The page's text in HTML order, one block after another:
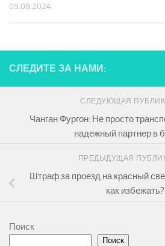
05.09.2024
СЛЕДИТЕ ЗА НАМИ:
СЛЕДУЮЩАЯ
Чанган Фургон: Не просто
надежный партнер в
ПРЕДЫДУЩАЯ
Штраф за проезд на красный
как избежать?
Поиск
Поиск